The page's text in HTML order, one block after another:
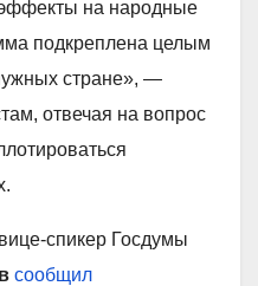
на народные
подкреплена целым
стране», —
отвечая на вопрос
спикер Госдумы
сообщил